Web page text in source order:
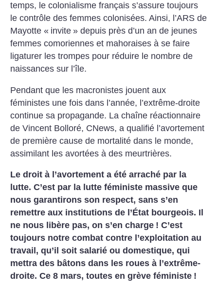
temps, le colonialisme français s’assure toujours
le contrôle des femmes colonisées. Ainsi, l’ARS de
Mayotte « invite » depuis près d’un an de jeunes
femmes comoriennes et mahoraises à se faire
ligaturer les trompes pour réduire le nombre de
naissances sur l’île.
Pendant que les macronistes jouent aux
féministes une fois dans l’année, l’extrême-droite
continue sa propagande. La chaîne réactionnaire
de Vincent Bolloré, CNews, a qualifié l’avortement
de première cause de mortalité dans le monde,
assimilant les avortées à des meurtrières.
Le droit à l’avortement a été arraché par la
lutte. C’est par la lutte féministe massive que
nous garantirons son respect, sans s’en
remettre aux institutions de l’État bourgeois. Il
ne nous libère pas, on s’en charge ! C’est
toujours notre combat contre l’exploitation au
travail, qu’il soit salarié ou domestique, qui
mettra des bâtons dans les roues à l’extrême-
droite. Ce 8 mars, toutes en grève féministe !